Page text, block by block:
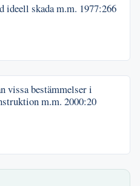
ideell skada m.m. 1977:266
vissa bestämmelser i
m.m. 2000:20